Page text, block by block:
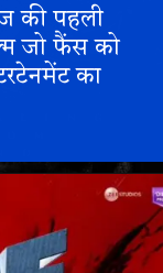
की पहली
जो फैंस को
का